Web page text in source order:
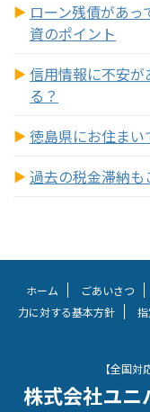
ローン残債があ
資のポイント
信用情報に不安が
る？
徳島県にお住ま
過去の税金滞納
ホーム ごあいさつ
力に対する基本方針
【全国
株式会社ユニ